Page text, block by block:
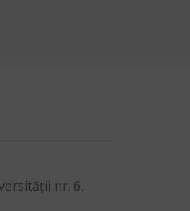
nr. 6,